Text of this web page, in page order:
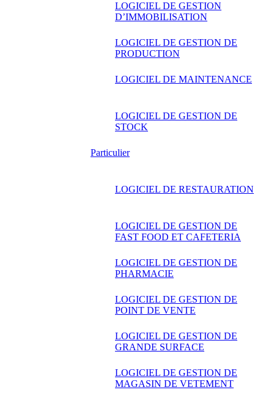
LOGICIEL DE GESTION
D’IMMOBILISATION
LOGICIEL DE GESTION DE
PRODUCTION
LOGICIEL DE MAINTENANCE
LOGICIEL DE GESTION DE
STOCK
Particulier
LOGICIEL DE RESTAURATION
LOGICIEL DE GESTION DE
FAST FOOD ET CAFETERIA
LOGICIEL DE GESTION DE
PHARMACIE
LOGICIEL DE GESTION DE
POINT DE VENTE
LOGICIEL DE GESTION DE
GRANDE SURFACE
LOGICIEL DE GESTION DE
MAGASIN DE VETEMENT